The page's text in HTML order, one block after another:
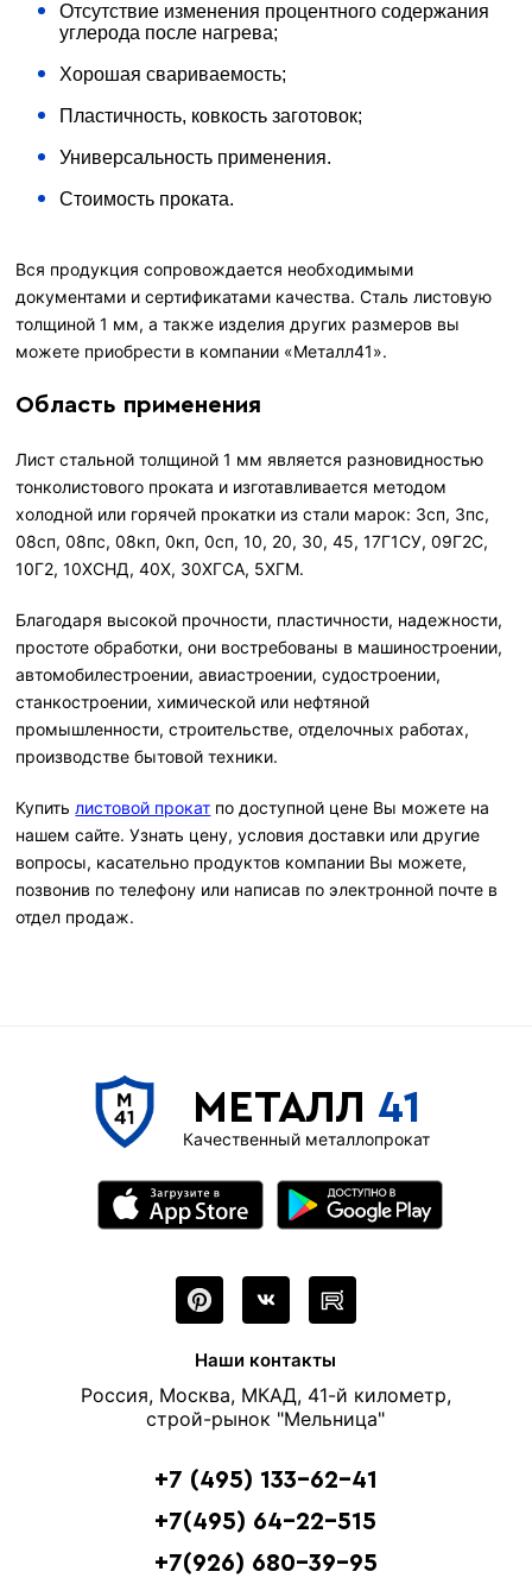
Отсутствие изменения процентного содержания
углерода после нагрева;
Хорошая свариваемость;
Пластичность, ковкость заготовок;
Универсальность применения.
Стоимость проката.
Вся продукция сопровождается необходимыми
документами и сертификатами качества. Сталь листовую
толщиной 1 мм, а также изделия других размеров вы
можете приобрести в компании «Металл41».
Область применения
Лист стальной толщиной 1 мм является разновидностью
тонколистового проката и изготавливается методом
холодной или горячей прокатки из стали марок: 3сп, 3пс,
08сп, 08пс, 08кп, 0кп, 0сп, 10, 20, 30, 45, 17Г1СУ, 09Г2С,
10Г2, 10ХСНД, 40Х, 30ХГСА, 5ХГМ.
Благодаря высокой прочности, пластичности, надежности,
простоте обработки, они востребованы в машиностроении,
автомобилестроении, авиастроении, судостроении,
станкостроении, химической или нефтяной
промышленности, строительстве, отделочных работах,
производстве бытовой техники.
Купить листовой прокат по доступной цене Вы можете на
нашем сайте. Узнать цену, условия доставки или другие
вопросы, касательно продуктов компании Вы можете,
позвонив по телефону или написав по электронной почте в
отдел продаж.
МЕТАЛЛ 41
Качественный металлопрокат
Наши контакты
Россия, Москва, МКАД, 41-й километр,
строй-рынок "Мельница"
+7 (495) 133-62-41
+7(495) 64-22-515
+7(926) 680-39-95